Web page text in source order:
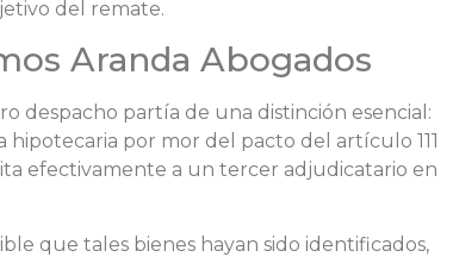
del remate.
Aranda Abogados
despacho partía de una distinción esencial:
por mor del pacto del artículo 111
efectivamente a un tercer adjudicatario en
que tales bienes hayan sido identificados,